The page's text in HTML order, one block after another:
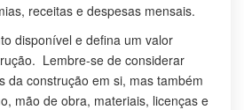
receitas e despesas mensais.
disponível e defina um valor
Lembre-se de considerar
da construção em si, mas também
mão de obra, materiais, licenças e